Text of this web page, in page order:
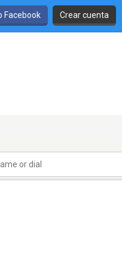
Facebook Crear cuenta